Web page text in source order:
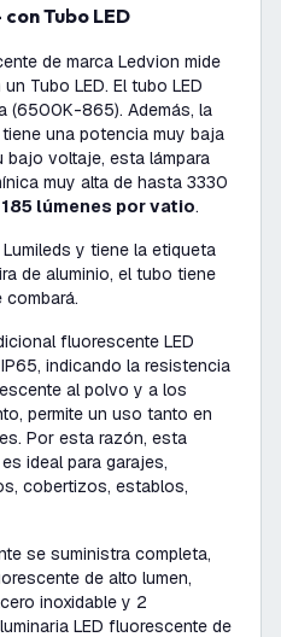
Tubo LED
de marca Ledvion mide
Tubo LED. El tubo LED
(6500K-865). Además, la
una potencia muy baja
bajo voltaje, esta lámpara
muy alta de hasta 3330
185 lúmenes por vatio.
y tiene la etiqueta
de aluminio, el tubo tiene
fluorescente LED
indicando la resistencia
al polvo y a los
permite un uso tanto en
Por esta razón, esta
ideal para garajes,
cobertizos, establos,
se suministra completa,
de alto lumen,
inoxidable y 2
LED fluorescente de